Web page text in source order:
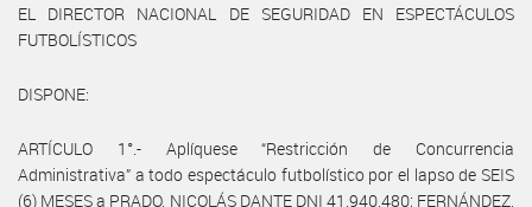
EL DIRECTOR NACIONAL DE SEGURIDAD EN ESPECTÁCULOS
FUTBOLÍSTICOS
DISPONE:
ARTÍCULO 1°.- Aplíquese “Restricción de Concurrencia
Administrativa” a todo espectáculo futbolístico por el lapso de SEIS
(6) MESES a PRADO, NICOLÁS DANTE DNI 41.940.480; FERNÁNDEZ,